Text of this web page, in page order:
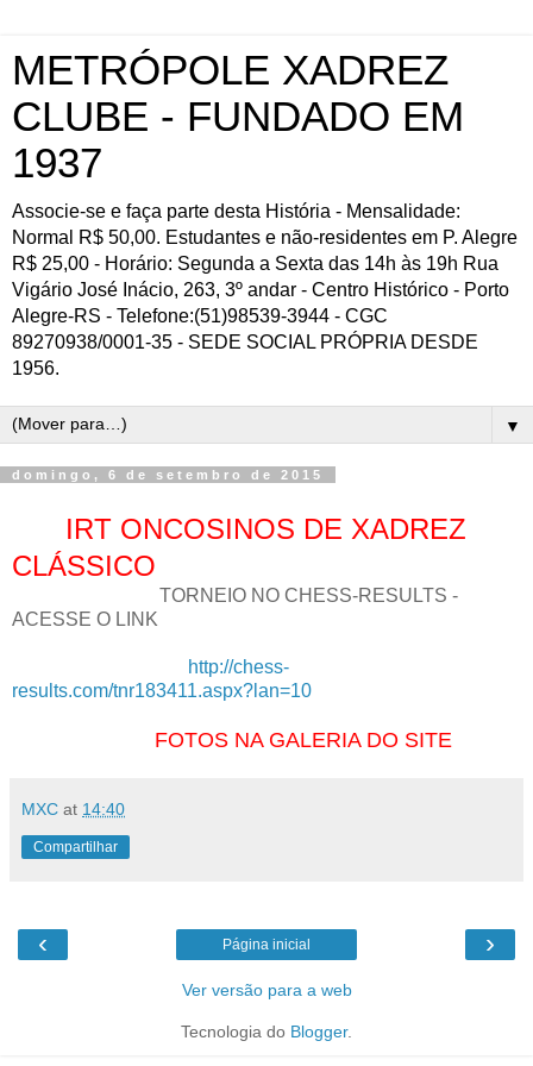
METRÓPOLE XADREZ
CLUBE - FUNDADO EM
1937
Associe-se e faça parte desta História - Mensalidade:
Normal R$ 50,00. Estudantes e não-residentes em P. Alegre
R$ 25,00 - Horário: Segunda a Sexta das 14h às 19h Rua
Vigário José Inácio, 263, 3º andar - Centro Histórico - Porto
Alegre-RS - Telefone:(51)98539-3944 - CGC
89270938/0001-35 - SEDE SOCIAL PRÓPRIA DESDE
1956.
▼
domingo, 6 de setembro de 2015
IRT ONCOSINOS DE XADREZ
CLÁSSICO
TORNEIO NO CHESS-RESULTS -
ACESSE O LINK
http://chess-
results.com/tnr183411.aspx?lan=10
FOTOS NA GALERIA DO SITE
MXC at 14:40
Compartilhar
‹ ›
Página inicial
Ver versão para a web
Tecnologia do Blogger.